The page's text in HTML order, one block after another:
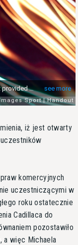
iż jest otwarty
komercyjnych
uczestniczącymi w
roku ostatecznie
Cadillaca do
pozostawiło
a więc Michaela